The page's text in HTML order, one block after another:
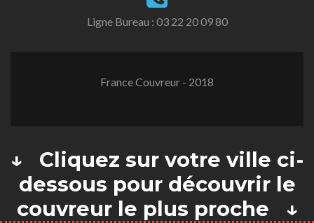
Ligne Bureau : 03 22 20 09 80
France Couvreur - 2018
↓ Cliquez sur votre ville ci-
dessous pour découvrir le
couvreur le plus proche ↓